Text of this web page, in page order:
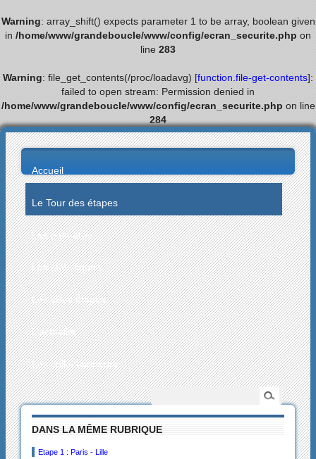
Warning: array_shift() expects parameter 1 to be array, boolean given
in /home/www/grandeboucle/www/config/ecran_securite.php on
line 283
Warning: file_get_contents(/proc/loadavg) [function.file-get-contents]:
failed to open stream: Permission denied in
/home/www/grandeboucle/www/config/ecran_securite.php on line
284
Accueil
Le Tour des étapes
Les palmarès
Les statistiques
Les villes étapes
L’actualité
Les collectionneurs
DANS LA MÊME RUBRIQUE
Etape 1 : Paris - Lille